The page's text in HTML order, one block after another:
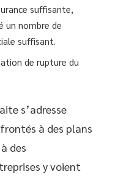
suffisante,
un nombre de
suffisant.
de rupture du
s’adresse
à des plans
des
y voient